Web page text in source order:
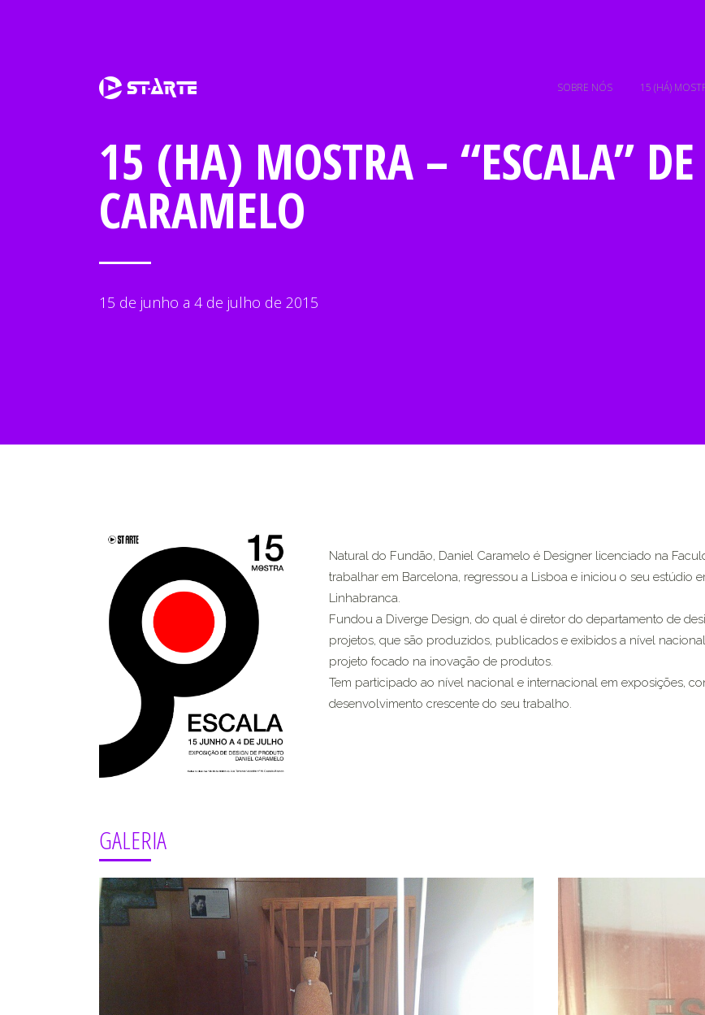
SOBRE NÓS 15 (HÁ)
15 (HÁ) MOSTRA – “ESCALA”
CARAMELO
15 de junho a 4 de julho de 2015
Natural do Fundão, Daniel Caramelo é Designer licenciado na
trabalhar em Barcelona, regressou a Lisboa e iniciou o seu estúdio
Linhabranca.
Fundou a Diverge Design, do qual é diretor do departamento de
projetos, que são produzidos, publicados e exibidos a nível
projeto focado na inovação de produtos.
Tem participado ao nível nacional e internacional em exposições,
desenvolvimento crescente do seu trabalho.
GALERIA